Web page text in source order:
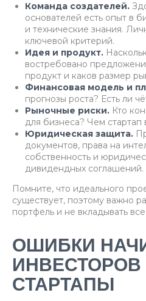
Команда создателей.
основателей есть опыт в
и технические знания.
ключевой критерий.
Идея и продукт.
востребовано
продукт и каков размер
Финансовая модель и
прогнозы роста? Есть ли
Рыночные риски. Кто
для бизнеса? Чем стартап
Юридическая защита.
документов, права на
собственность и
дивидендных соглашений.
Помните, что идеального
существует, поэтому важно
портфель и не вкладывать
ОШИБКИ
ИНВЕСТОРОВ
СТАРТАПЫ